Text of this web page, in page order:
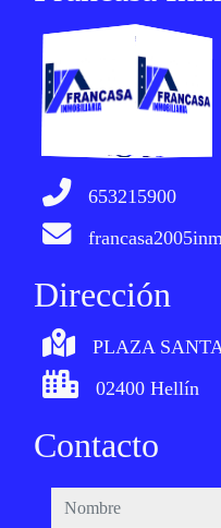
653215900
Dirección
PLAZA
02400 Hellín
Contacto
nombre